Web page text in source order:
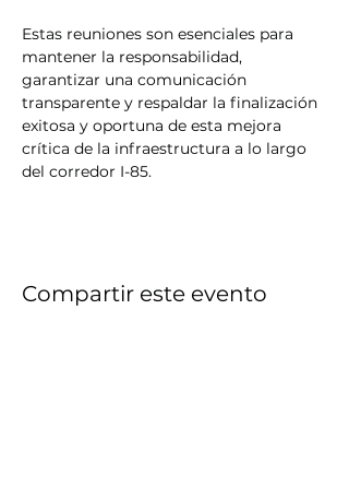
Estas reuniones son esenciales para
mantener la responsabilidad,
garantizar una comunicación
transparente y respaldar la finalización
exitosa y oportuna de esta mejora
crítica de la infraestructura a lo largo
del corredor I-85.
Compartir este evento